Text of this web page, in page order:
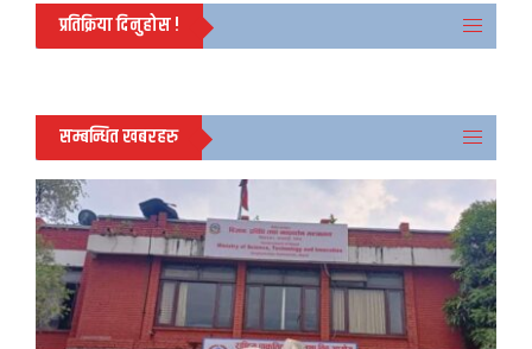
प्रतिक्रिया दिनुहोस !
सम्बन्धित खबरहरु